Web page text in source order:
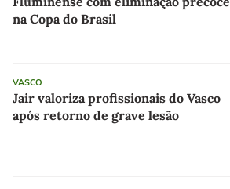
na Copa do Brasil
VASCO
Jair valoriza profissionais do Vasco
após retorno de grave lesão